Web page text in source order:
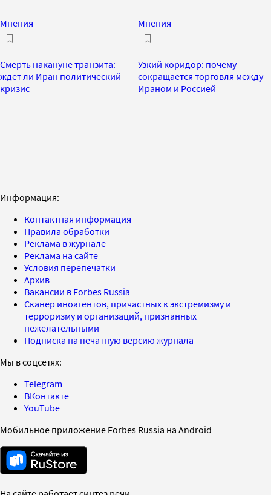
Мнения
Смерть накануне транзита:
ждет ли Иран политический
кризис
Мнения
Узкий коридор: почему
сокращается торговля между
Ираном и Россией
Информация:
Контактная информация
Правила обработки
Реклама в журнале
Реклама на сайте
Условия перепечатки
Архив
Вакансии в Forbes Russia
Сканер иноагентов, причастных к экстремизму и
терроризму и организаций, признанных
нежелательными
Подписка на печатную версию журнала
Мы в соцсетях:
Telegram
ВКонтакте
YouTube
Мобильное приложение Forbes Russia на Android